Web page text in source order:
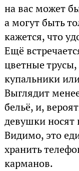
на вас может
а могут быть
кажется, что
Ещё
цветные
купальники
Выглядит
бельё, и,
девушки носят
Видимо, это
хранить
карманов.